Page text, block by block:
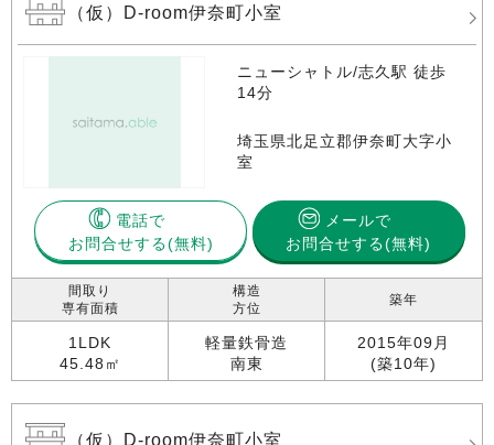
（仮）D-room伊奈町小室
ニューシャトル/志久駅 徒歩
14分
埼玉県北足立郡伊奈町大字小
室
電話で
お問合せする
メールで
お問合せする(無料)
間取り
専有面積
1LDK
45.48㎡
構造
方位
軽量鉄骨造
南東
築年
2015年09月
(築10年)
（仮）D-room伊奈町小室